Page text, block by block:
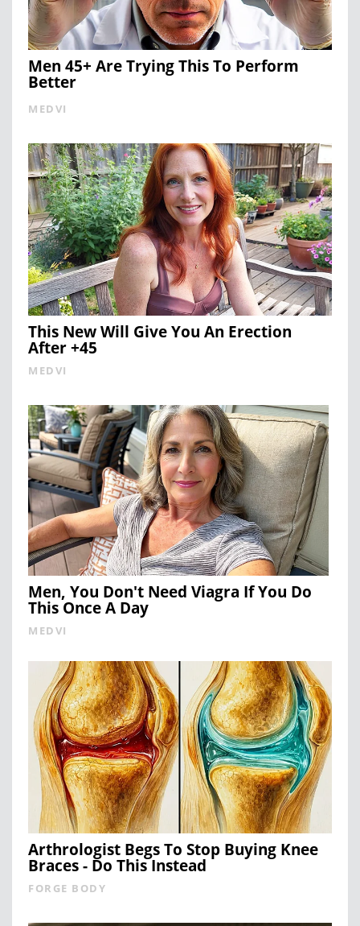
Men 45+ Are Trying This To Perform
Better
MEDVI
This New Will Give You An Erection
After +45
MEDVI
Men, You Don't Need Viagra If You Do
This Once A Day
MEDVI
Arthrologist Begs To Stop Buying Knee
Braces - Do This Instead
FORGE BODY